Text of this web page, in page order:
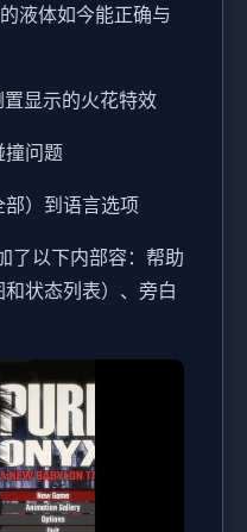
液体如今能正确与
显示的火花特效
撞问题
）到语言选项
了以下内部容：帮助
状态列表）、旁白